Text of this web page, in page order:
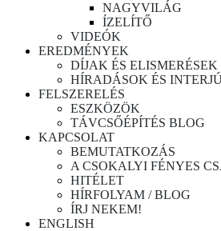
NAGYVILÁG
ÍZELÍTŐ
VIDEÓK
EREDMÉNYEK
DÍJAK ÉS ELISMERÉSEK
HÍRADÁSOK ÉS
FELSZERELÉS
ESZKÖZÖK
TÁVCSŐÉPÍTÉS BLOG
KAPCSOLAT
BEMUTATKOZÁS
A CSOKALYI FÉNYES
HITÉLET
HÍRFOLYAM / BLOG
ÍRJ NEKEM!
ENGLISH